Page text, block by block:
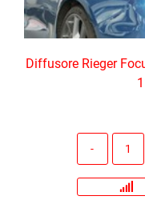
Diffusore Rieger